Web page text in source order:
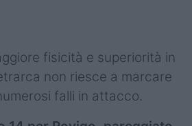
fisicità e superiorità in
non riesce a marcare
falli in attacco.